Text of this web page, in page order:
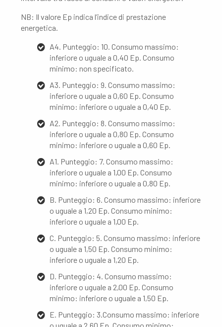
NB: Il valore Ep indica l’indice di prestazione
energetica.
A4. Punteggio: 10. Consumo massimo:
inferiore o uguale a 0,40 Ep. Consumo
minimo: non specificato.
A3. Punteggio: 9. Consumo massimo:
inferiore o uguale a 0,60 Ep. Consumo
minimo: inferiore o uguale a 0,40 Ep.
A2. Punteggio: 8. Consumo massimo:
inferiore o uguale a 0,80 Ep. Consumo
minimo: inferiore o uguale a 0,60 Ep.
A1. Punteggio: 7. Consumo massimo:
inferiore o uguale a 1,00 Ep. Consumo
minimo: inferiore o uguale a 0,80 Ep.
B. Punteggio: 6. Consumo massimo: inferiore
o uguale a 1,20 Ep. Consumo minimo:
inferiore o uguale a 1,00 Ep.
C. Punteggio: 5. Consumo massimo: inferiore
o uguale a 1,50 Ep. Consumo minimo:
inferiore o uguale a 1,20 Ep.
D. Punteggio: 4. Consumo massimo:
inferiore o uguale a 2,00 Ep. Consumo
minimo: inferiore o uguale a 1,50 Ep.
E. Punteggio: 3.Consumo massimo: inferiore